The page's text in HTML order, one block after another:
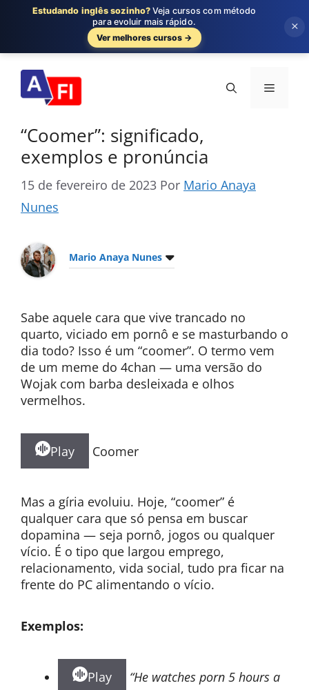
para
conteúdo
Menu
“Coomer”: significado,
exemplos e pronúncia
15 de fevereiro de 2023 Por Mario Anaya
Nunes
Mario Anaya Nunes
Sabe aquele cara que vive trancado no
quarto, viciado em pornô e se masturbando o
dia todo? Isso é um “coomer”. O termo vem
de um meme do 4chan — uma versão do
Wojak com barba desleixada e olhos
vermelhos.
Play Coomer
Mas a gíria evoluiu. Hoje, “coomer” é
qualquer cara que só pensa em buscar
dopamina — seja pornô, jogos ou qualquer
vício. É o tipo que largou emprego,
relacionamento, vida social, tudo pra ficar na
frente do PC alimentando o vício.
Exemplos:
Play
“He watches porn 5 hours a
Estudando inglês sozinho? Veja cursos com método
para evoluir mais rápido.
Ver melhores cursos →
×